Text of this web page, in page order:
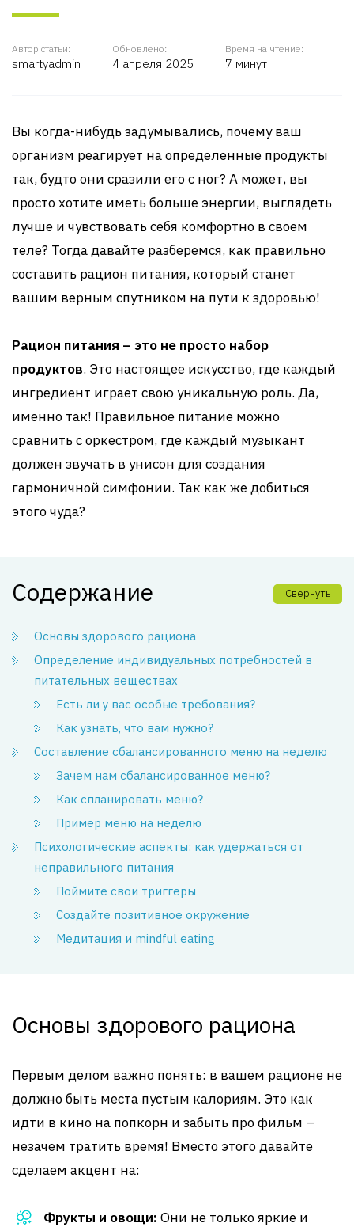
Автор статьи:
smartyadmin
Обновлено:
4 апреля 2025
Время на чтение:
7 минут
Вы когда-нибудь задумывались, почему ваш
организм реагирует на определенные продукты
так, будто они сразили его с ног? А может, вы
просто хотите иметь больше энергии, выглядеть
лучше и чувствовать себя комфортно в своем
теле? Тогда давайте разберемся, как правильно
составить рацион питания, который станет
вашим верным спутником на пути к здоровью!
Рацион питания – это не просто набор
продуктов. Это настоящее искусство, где каждый
ингредиент играет свою уникальную роль. Да,
именно так! Правильное питание можно
сравнить с оркестром, где каждый музыкант
должен звучать в унисон для создания
гармоничной симфонии. Так как же добиться
этого чуда?
Содержание Свернуть
Основы здорового рациона
Определение индивидуальных потребностей в
питательных веществах
Есть ли у вас особые требования?
Как узнать, что вам нужно?
Составление сбалансированного меню на неделю
Зачем нам сбалансированное меню?
Как спланировать меню?
Пример меню на неделю
Психологические аспекты: как удержаться от
неправильного питания
Поймите свои триггеры
Создайте позитивное окружение
Медитация и mindful eating
Основы здорового рациона
Первым делом важно понять: в вашем рационе не
должно быть места пустым калориям. Это как
идти в кино на попкорн и забыть про фильм –
незачем тратить время! Вместо этого давайте
сделаем акцент на:
Фрукты и овощи: Они не только яркие и